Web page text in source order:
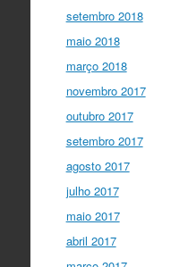
setembro 2018
maio 2018
março 2018
novembro 2017
outubro 2017
setembro 2017
agosto 2017
julho 2017
maio 2017
abril 2017